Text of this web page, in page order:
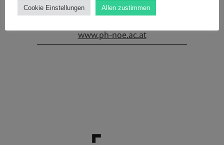
Anmeldungen unter:
www.ph-noe.ac.at
Cookie Einstellungen Allen zustimmen